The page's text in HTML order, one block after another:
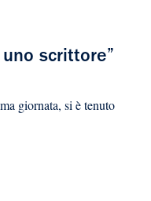
scrittore”
giornata, si è tenuto